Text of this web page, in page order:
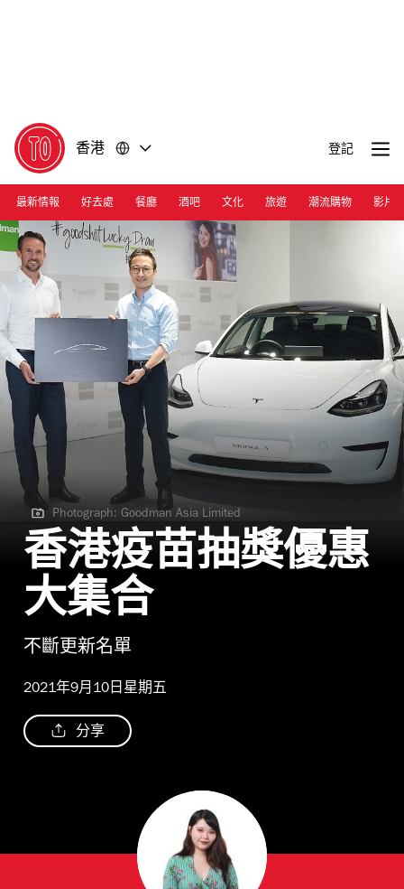
香港 登記
最新情報 好去處 餐廳 酒吧 文化 旅遊 潮流購物 影片
Photograph: Goodman Asia Limited
Photograph: Goodman Asia Limited
香港疫苗抽獎優惠
大集合
不斷更新名單
2021年9月10日星期五
分享